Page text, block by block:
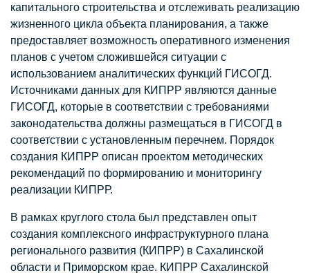
капитального строительства и отслеживать реализацию
жизненного цикла объекта планирования, а также
предоставляет возможность оперативного изменения
планов с учетом сложившейся ситуации с
использованием аналитических функций ГИСОГД.
Источниками данных для КИПРР являются данные
ГИСОГД, которые в соответствии с требованиями
законодательства должны размещаться в ГИСОГД в
соответствии с установленным перечнем. Порядок
создания КИПРР описан проектом методических
рекомендаций по формированию и мониторингу
реализации КИПРР.
В рамках круглого стола был представлен опыт
создания комплексного инфраструктурного плана
регионального развития (КИПРР) в Сахалинской
области и Приморском крае. КИПРР Сахалинской